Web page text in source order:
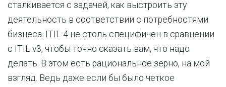
сталкивается с задачей, как выстроить эту
деятельность в соответствии с потребностями
бизнеса. ITIL 4 не столь специфичен в сравнении
с ITIL v3, чтобы точно сказать вам, что надо
делать. В этом есть рациональное зерно, на мой
взгляд. Ведь даже если бы было четкое